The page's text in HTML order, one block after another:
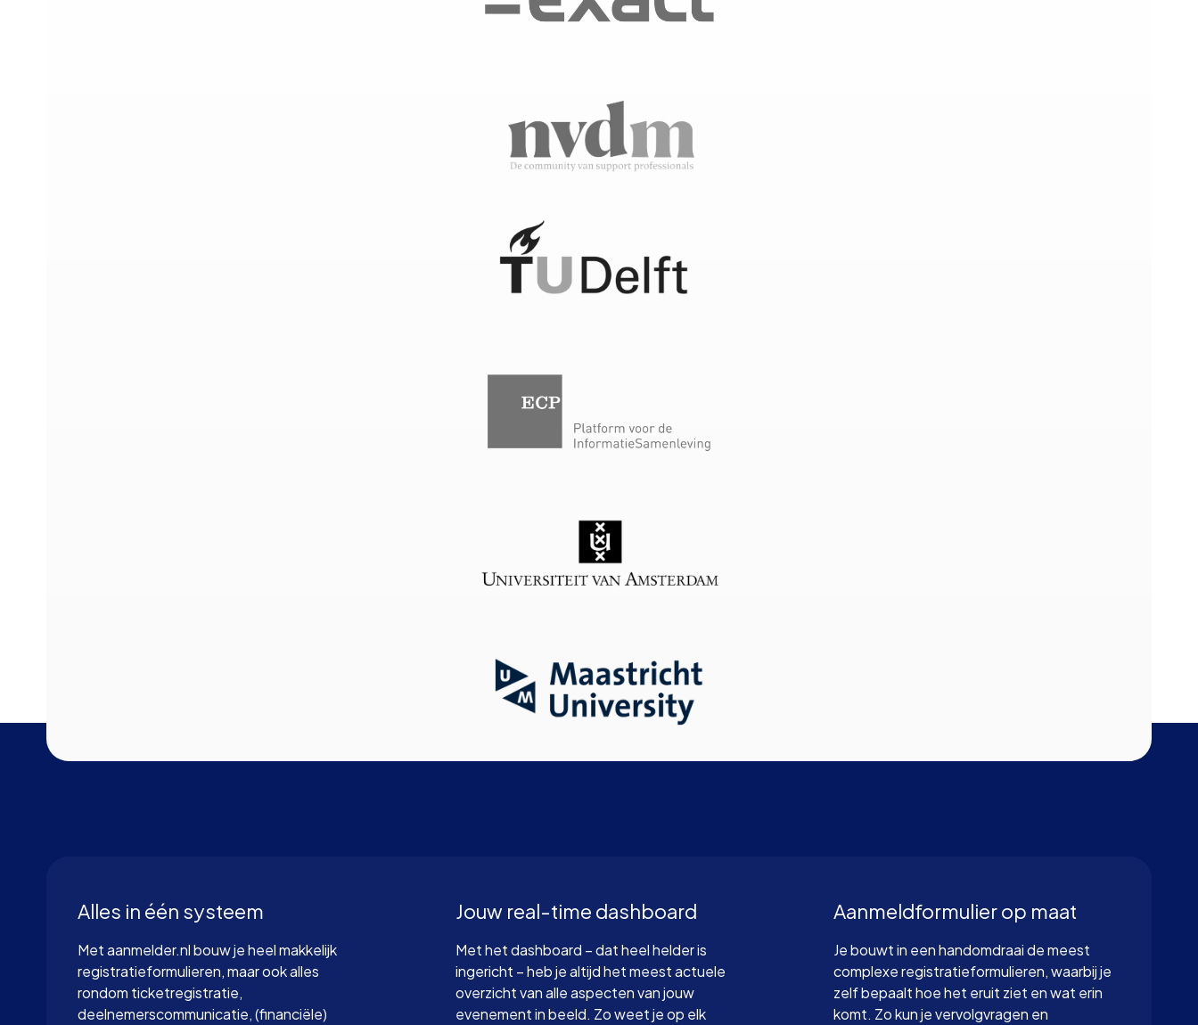
Alles in één systeem
Met aanmelder.nl bouw je heel makkelijk
registratieformulieren, maar ook alles
rondom ticketregistratie,
deelnemerscommunicatie, (financiële)
Jouw real-time dashboard
Met het dashboard – dat heel helder is
ingericht – heb je altijd het meest actuele
overzicht van alle aspecten van jouw
evenement in beeld. Zo weet je op elk
Aanmeldformulier op maat
Je bouwt in een handomdraai de meest
complexe registratieformulieren, waarbij je
zelf bepaalt hoe het eruit ziet en wat erin
komt. Zo kun je vervolgvragen en